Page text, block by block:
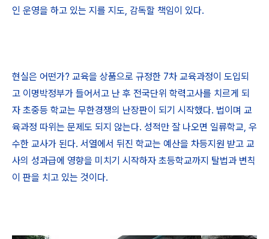
인 운영을 하고 있는 지를 지도, 감독할 책임이 있다.
현실은 어떤가? 교육을 상품으로 규정한 7차 교육과정이 도입되
고 이명박정부가 들어서고 난 후 전국단위 학력고사를 치르게 되
자 초중등 학교는 무한경쟁의 난장판이 되기 시작했다. 법이며 교
육과정 따위는 문제도 되지 않는다. 성적만 잘 나오면 일류학교, 우
수한 교사가 된다. 서열에서 뒤진 학교는 예산을 차등지원 받고 교
사의 성과급에 영향을 미치기 시작하자 초등학교까지 탈법과 변칙
이 판을 치고 있는 것이다.